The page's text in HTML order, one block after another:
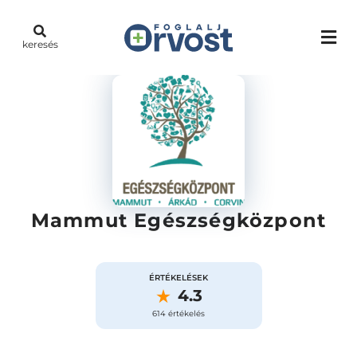
keresés
Mammut Egészségközpont
ÉRTÉKELÉSEK
4.3
614 értékelés